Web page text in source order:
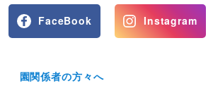
FaceBook Instagram
園関係者の方々へ